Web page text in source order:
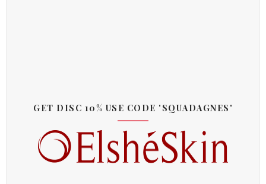
GET DISC 10% USE CODE 'SQUADAGNES'